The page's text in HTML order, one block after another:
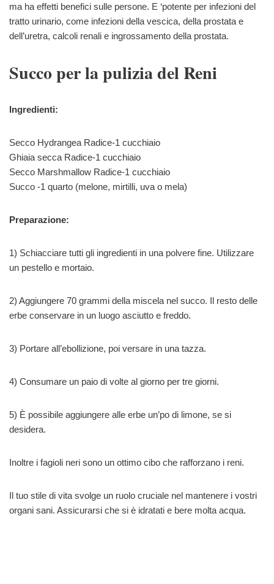
ma ha effetti benefici sulle persone. E ‘potente per infezioni del
tratto urinario, come infezioni della vescica, della prostata e
dell’uretra, calcoli renali e ingrossamento della prostata.
Succo per la pulizia del Reni
Ingredienti:
Secco Hydrangea Radice-1 cucchiaio
Ghiaia secca Radice-1 cucchiaio
Secco Marshmallow Radice-1 cucchiaio
Succo -1 quarto (melone, mirtilli, uva o mela)
Preparazione:
1) Schiacciare tutti gli ingredienti in una polvere fine. Utilizzare
un pestello e mortaio.
2) Aggiungere 70 grammi della miscela nel succo. Il resto delle
erbe conservare in un luogo asciutto e freddo.
3) Portare all’ebollizione, poi versare in una tazza.
4) Consumare un paio di volte al giorno per tre giorni.
5) È possibile aggiungere alle erbe un’po di limone, se si
desidera.
Inoltre i fagioli neri sono un ottimo cibo che rafforzano i reni.
Il tuo stile di vita svolge un ruolo cruciale nel mantenere i vostri
organi sani. Assicurarsi che si è idratati e bere molta acqua.